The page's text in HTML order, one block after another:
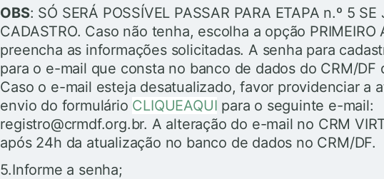
OBS: SÓ SERÁ POSSÍVEL PASSAR PARA ETAPA n.º 5 SE
CADASTRO. Caso não tenha, escolha a opção PRIMEIRO
preencha as informações solicitadas. A senha para
para o e-mail que consta no banco de dados do CRM/DF
Caso o e-mail esteja desatualizado, favor providenciar a
envio do formulário CLIQUEAQUI para o seguinte e-mail:
registro@crmdf.org.br. A alteração do e-mail no CRM
após 24h da atualização no banco de dados no CRM/DF.
5.Informe a senha;